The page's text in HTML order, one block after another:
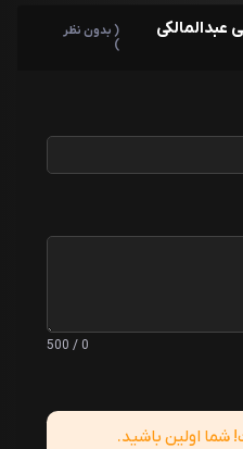
عبدالمالکی
( بدون نظر
)
0 / 500
اولین باشید.